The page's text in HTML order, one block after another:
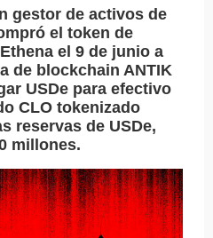
gestor de activos de
el token de
el 9 de junio a
de blockchain ANTIK
USDe para efectivo
CLO tokenizado
reservas de USDe,
millones.